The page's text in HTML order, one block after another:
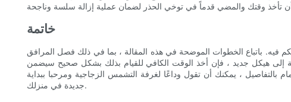
خاتمة
فيه. باتباع الخطوات الموضحة في هذه المقالة ، بما في ذلك فصل المرافق
إلى هيكل جديد ، فإن أخذ الوقت الكافي للقيام بذلك بشكل صحيح سيضمن
بالتفاصيل ، يمكنك أن تقول وداعًا لغرفة التشمس الزجاجية ومرحبا ببداية
جديدة في منزلك.